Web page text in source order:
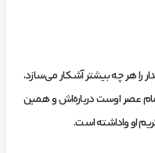
را هر چه‌ بيشتر آشكار مي‌سازد،
عصر اوست‌ درباره‌اش‌ و همين‌
او واداشته‌ است.